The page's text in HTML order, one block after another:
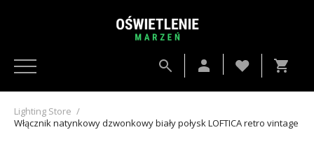
Lighting Store /
Włącznik natynkowy dzwonkowy biały połysk LOFTICA retro vintage -